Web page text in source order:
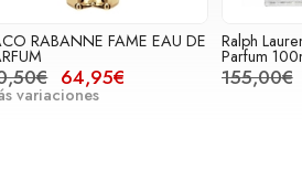
RABANNE FAME EAU DE
64,95€
variaciones
Ralph
Parfum
155,00€